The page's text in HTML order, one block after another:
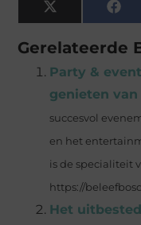
X
(Twitter)
Gerelateerde
Party &
genieten
succesvol
en het
is de specialiteit
https://
Het